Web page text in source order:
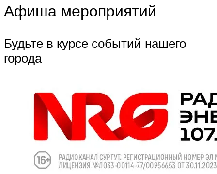
Афиша мероприятий
Будьте в курсе событий нашего
города